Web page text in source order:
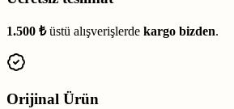
1.500 ₺üstü alışverişlerde kargo bizden.
Orijinal Ürün